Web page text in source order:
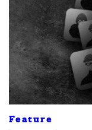
Feature
SHARE